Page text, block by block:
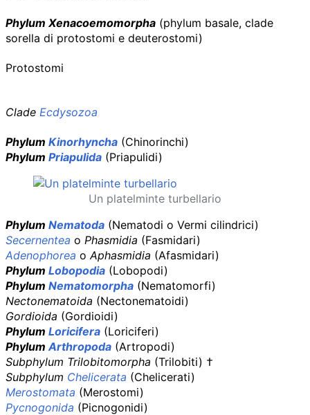
Phylum Xenacoemomorpha (phylum basale, clade
sorella di protostomi e deuterostomi)
Protostomi
Clade Ecdysozoa
Phylum Kinorhyncha (Chinorinchi)
Phylum Priapulida (Priapulidi)
Un platelminte turbellario
Phylum Nematoda (Nematodi o Vermi cilindrici)
Secernentea o Phasmidia (Fasmidari)
Adenophorea oAphasmidia (Afasmidari)
Phylum Lobopodia (Lobopodi)
Phylum Nematomorpha (Nematomorfi)
Nectonematoida (Nectonematoidi)
Gordioida (Gordioidi)
Phylum Loricifera (Loriciferi)
PhylumArthropoda (Artropodi)
Subphylum Trilobitomorpha (Trilobiti) †
Subphylum Chelicerata (Chelicerati)
Merostomata (Merostomi)
Pycnogonida (Picnogonidi)